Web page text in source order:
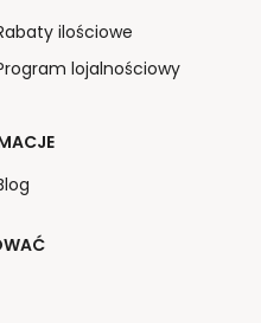
ilościowe
lojalnościowy